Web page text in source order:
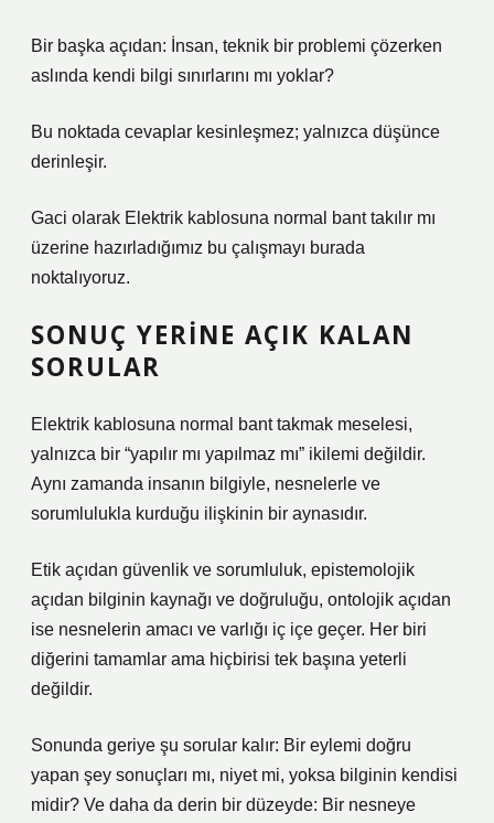
Bir başka açıdan: İnsan, teknik bir problemi çözerken
aslında kendi bilgi sınırlarını mı yoklar?
Bu noktada cevaplar kesinleşmez; yalnızca düşünce
derinleşir.
Gaci olarak Elektrik kablosuna normal bant takılır mı
üzerine hazırladığımız bu çalışmayı burada
noktalıyoruz.
SONUÇ YERINE AÇIK KALAN
SORULAR
Elektrik kablosuna normal bant takmak meselesi,
yalnızca bir “yapılır mı yapılmaz mı” ikilemi değildir.
Aynı zamanda insanın bilgiyle, nesnelerle ve
sorumlulukla kurduğu ilişkinin bir aynasıdır.
Etik açıdan güvenlik ve sorumluluk, epistemolojik
açıdan bilginin kaynağı ve doğruluğu, ontolojik açıdan
ise nesnelerin amacı ve varlığı iç içe geçer. Her biri
diğerini tamamlar ama hiçbirisi tek başına yeterli
değildir.
Sonunda geriye şu sorular kalır: Bir eylemi doğru
yapan şey sonuçları mı, niyet mi, yoksa bilginin kendisi
midir? Ve daha da derin bir düzeyde: Bir nesneye